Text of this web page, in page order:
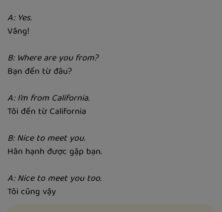
A: Yes.
Vâng!
B: Where are you from?
Bạn đến từ đâu?
A: I'm from California.
Tôi đến từ California
B: Nice to meet you.
Hân hạnh được gặp bạn.
A: Nice to meet you too.
Tôi cũng vậy